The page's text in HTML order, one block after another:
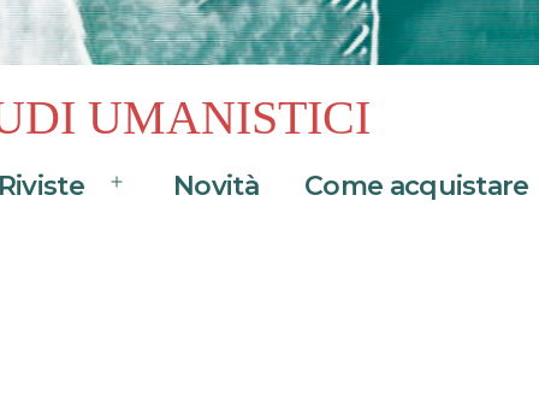
UMANISTICI
Riviste
Apri
Novità Come acquistare